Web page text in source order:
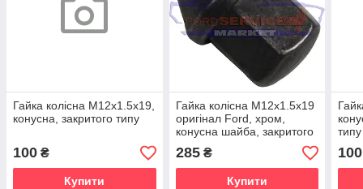
Гайка колісна М12х1.5x19,
конусна, закритого типу
100 ₴
Купити
Гайка колісна М12х1.5x19
оригінал Ford, хром,
конусна шайба, закритого
типу
285₴
Купити
типу
100